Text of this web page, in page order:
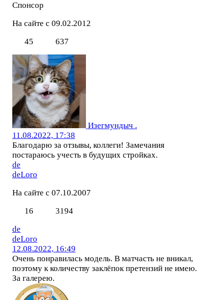
Спонсор
На сайте с 09.02.2012
45
637
Изегмундыч .
11.08.2022, 17:38
Благодарю за отзывы, коллеги! Замечания
постараюсь учесть в будущих стройках.
de
deLoro
На сайте с 07.10.2007
16
3194
de
deLoro
12.08.2022, 16:49
Очень понравилась модель. В матчасть не вникал,
поэтому к количеству заклёпок претензий не имею.
За галерею.